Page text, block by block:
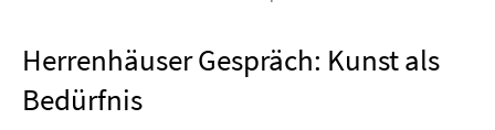
Herrenhäuser Gespräch: Kunst als
Bedürfnis